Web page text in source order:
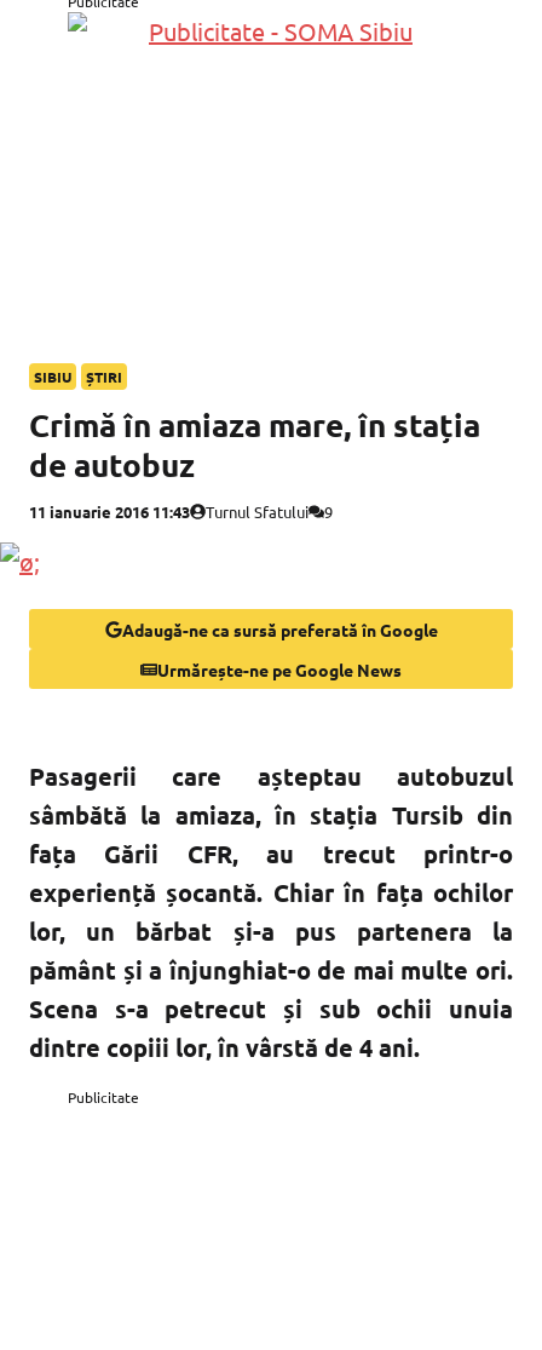
SIBIU ȘTIRI
Crimă în amiaza mare, în stația
de autobuz
11 ianuarie 2016 11:43 Turnul Sfatului 9
Adaugă-ne ca sursă preferată în Google
Urmărește-ne pe Google News
Pasagerii care așteptau autobuzul
sâmbătă la amiaza, în stația Tursib din
fața Gării CFR, au trecut printr-o
experiență șocantă. Chiar în fața ochilor
lor, un bărbat și-a pus partenera la
pământ și a înjunghiat-o de mai multe ori.
Scena s-a petrecut și sub ochii unuia
dintre copiii lor, în vârstă de 4 ani.
Publicitate